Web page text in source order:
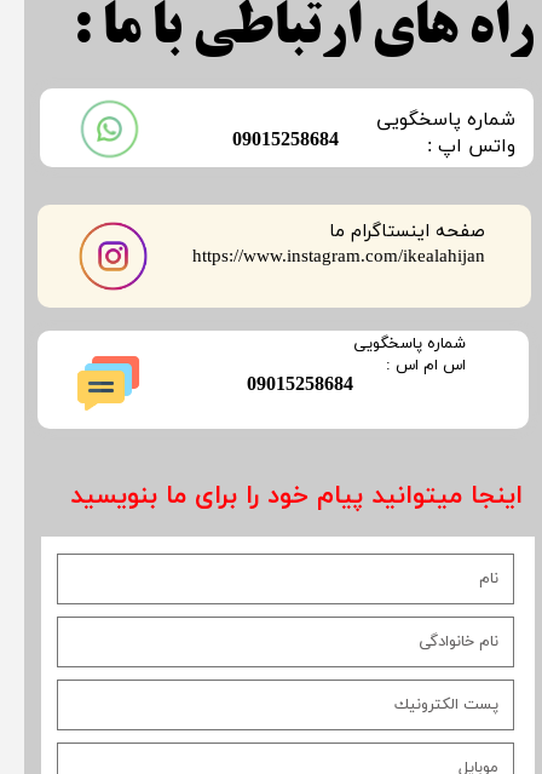
صفحه اینستاگرام ما
​​​​​​​https://www.instagram.com/ikealahijan
​شماره پاسخگویی
​​​​​واتس اپ :
​09015258684
اینجا میتوانید پیام خود را برای ما بنویسید
راه های ارتباطی با ما :
​09015258684
​شماره پاسخگویی
​​​​​اس ام اس :